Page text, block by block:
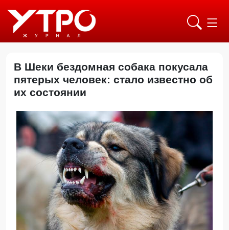
В Шеки бездомная собака покусала
пятерых человек: стало известно об
их состоянии